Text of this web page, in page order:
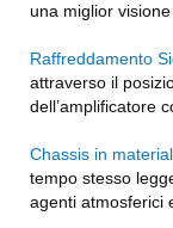
una miglior visione
Raffreddamento
attraverso il
dell’amplificatore
Chassis in
tempo stesso
agenti atmosferici